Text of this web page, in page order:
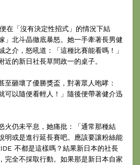
在「沒有決定性招式」的情況下結
」北斗晶徹底暴怒。她一手牽著長男健
之介，怒吼道：「這種比賽能看嗎！」
近的新日社長草間政一的桌子。
至砸壞了優勝獎盃，對著眾人咆哮：
可以隨便看輕人！」隨後便帶著健介迅
火仍未平息，她痛批：「通常那種結
明或是進行延長賽吧。應該要讓粉絲能
不都是這樣嗎？結果新日本的社長
完全不採取行動。如果那是新日本自家